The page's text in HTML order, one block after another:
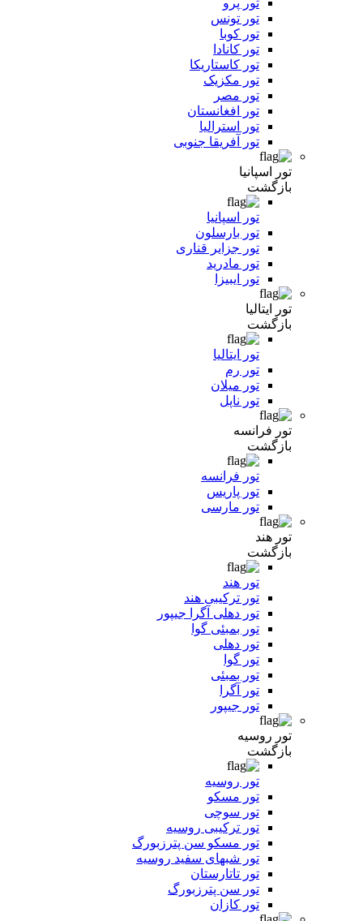
تور پرو
تور تونس
تور کوبا
تور کانادا
تور کاستاریکا
تور مکزیک
تور مصر
تور افغانستان
تور استرالیا
تور آفریقا جنوبی
تور اسپانیا
بازگشت
تور اسپانیا
تور بارسلون
تور جزایر قناری
تور مادرید
تور ایبیزا
تور ایتالیا
بازگشت
تور ایتالیا
تور رم
تور میلان
تور ناپل
تور فرانسه
بازگشت
تور فرانسه
تور پاریس
تور مارسی
تور هند
بازگشت
تور هند
تور ترکیبی هند
تور دهلی آگرا جیپور
تور بمبئی گوا
تور دهلی
تور گوا
تور بمبئی
تور آگرا
تور جیپور
تور روسیه
بازگشت
تور روسیه
تور مسکو
تور سوچی
تور ترکیبی روسیه
تور مسکو سن پترزبورگ
تور شبهای سفید روسیه
تور تاتارستان
تور سن پترزبورگ
تور کازان